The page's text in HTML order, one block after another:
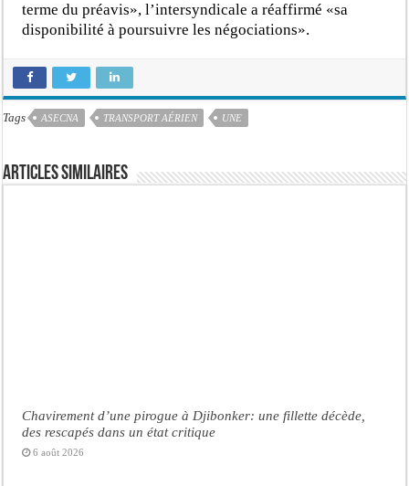
terme du préavis», l’intersyndicale a réaffirmé «sa
disponibilité à poursuivre les négociations».
Tags ASECNA TRANSPORT AÉRIEN UNE
Articles similaires
Chavirement d’une pirogue à Djibonker: une fillette décède,
des rescapés dans un état critique
6 août 2026